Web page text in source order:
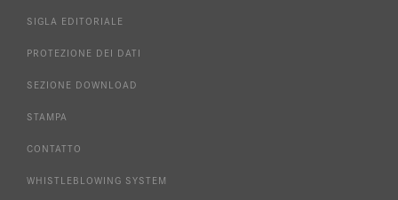
SIGLA EDITORIALE
PROTEZIONE DEI DATI
SEZIONE DOWNLOAD
STAMPA
CONTATTO
WHISTLEBLOWING SYSTEM